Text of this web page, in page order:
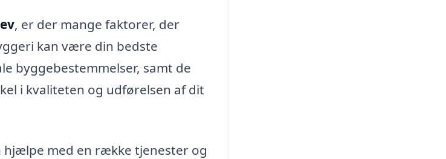
, er der mange faktorer, der
kan være din bedste
byggebestemmelser, samt de
i kvaliteten og udførelsen af dit
hjælpe med en række tjenester og